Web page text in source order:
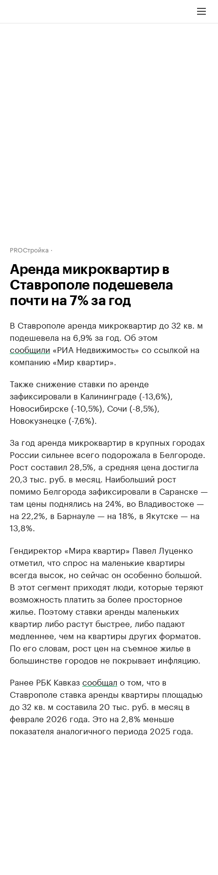
PROСтройка
Аренда микроквартир в
Ставрополе подешевела
почти на 7% за год
В Ставрополе аренда микроквартир до 32 кв. м
подешевела на 6,9% за год. Об этом
сообщили «РИА Недвижимость» со ссылкой на
компанию «Мир квартир».
Также снижение ставки по аренде
зафиксировали в Калининграде (-13,6%),
Новосибирске (-10,5%), Сочи (-8,5%),
Новокузнецке (-7,6%).
За год аренда микроквартир в крупных городах
России сильнее всего подорожала в Белгороде.
Рост составил 28,5%, а средняя цена достигла
20,3 тыс. руб. в месяц. Наибольший рост
помимо Белгорода зафиксировали в Саранске —
там цены поднялись на 24%, во Владивостоке —
на 22,2%, в Барнауле — на 18%, в Якутске — на
13,8%.
Гендиректор «Мира квартир» Павел Луценко
отметил, что спрос на маленькие квартиры
всегда высок, но сейчас он особенно большой.
В этот сегмент приходят люди, которые теряют
возможность платить за более просторное
жилье. Поэтому ставки аренды маленьких
квартир либо растут быстрее, либо падают
медленнее, чем на квартиры других форматов.
По его словам, рост цен на съемное жилье в
большинстве городов не покрывает инфляцию.
Ранее РБК Кавказсообщал о том, что в
Ставрополе ставка аренды квартиры площадью
до 32 кв. м составила 20 тыс. руб. в месяц в
феврале 2026 года. Это на 2,8% меньше
показателя аналогичного периода 2025 года.